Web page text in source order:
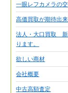
一眼レフカメラの
高価買取が期待出
法人・大口買取 新
ります。
欲しい商材
会社概要
中古高額査定